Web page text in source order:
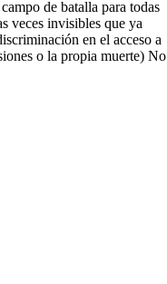
de batalla para todas
veces invisibles que ya
en el acceso a
o la propia muerte) No